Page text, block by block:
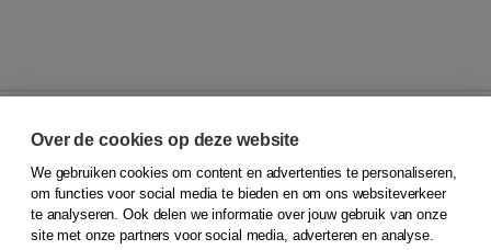
© 2026Koninklijke Boom uitgevers
Klantenservice
Service & informatie
Over de cookies op deze website
We gebruiken cookies om content en advertenties te personaliseren,
om functies voor social media te bieden en om ons websiteverkeer
te analyseren. Ook delen we informatie over jouw gebruik van onze
site met onze partners voor social media, adverteren en analyse.